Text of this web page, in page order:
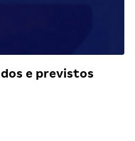
e previstos